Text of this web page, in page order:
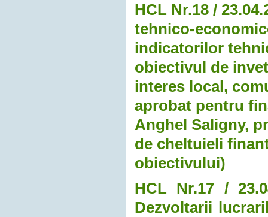
HCL Nr.18 /
tehnico-
indicatorilor
obiectivul de
interes local,
aprobat pentru
Anghel Saligny,
de cheltuieli
obiectivului)
HCL Nr.17 /
Dezvoltarii